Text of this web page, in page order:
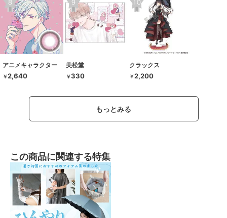
アニメキャラクター
￥2,640
美松堂
￥330
クラックス
￥2,200
もっとみる
この商品に関連する特集